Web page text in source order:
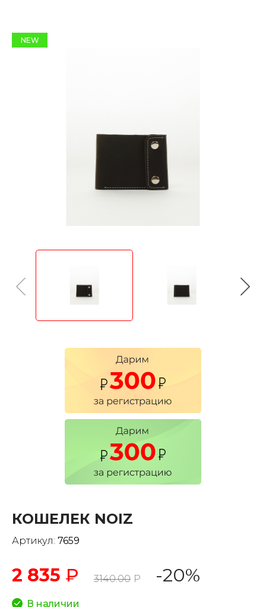
NEW
КОШЕЛЕК NOIZ
Артикул: 7659
2 835 ₽ 3140.00 Р -20%
В наличии